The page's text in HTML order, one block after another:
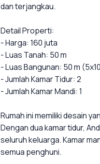
dan terjangkau.
Detail Properti:
- Harga: 160 juta
- Luas Tanah: 50 m
- Luas Bangunan: 50 m
- Jumlah Kamar Tidur: 2
- Jumlah Kamar Mandi: 1
Rumah ini memiliki desain
Dengan dua kamar tidur,
seluruh keluarga. Kamar
semua penghuni.